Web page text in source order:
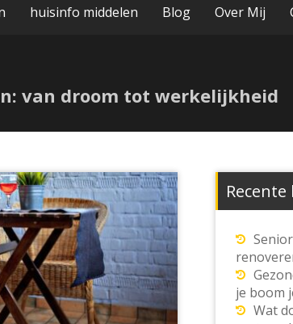
huisinfo middelen Blog Over Mij
van droom tot werkelijkheid
je boom
Wat